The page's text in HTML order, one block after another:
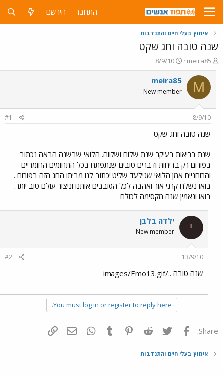
התחבר הירשם
אימוץ בעלי חיים והתנדבות
שנה טובה וחג שקט
פ
ו
ת
ח
ה
ו
ש
א
meira85
פ
ו
ר
ס
ם
ר
8/9/10
M
meira85
New member
8/9/10
#1
שנה טובה וחג שקט
שנת בריאות בעיקר שנת שלום ושלווה. הלואי שבשנה הבאה נכתוב
בפורום רק בדיחות ודברים טובים שנתפתח בכל התחומים החומריים
והרוחניים אמן הלואי שגילעד שליט יכתוב לנו מביתו החג הזה בפורום .
בואו נשלח קרני אור ואהבה לכל הסובבים אותנו וניצור עולם טוב יותר.
בואו ונאמין שנה מקסימה לכולם
י ילדה בלבן
New member
13/9/10
#2
שנה טובה ../images/Emo13.gif
You must log in or register to reply here.
Share: פייסבוק Twitter
Reddit
Pinterest
Tumblr
WhatsAppדואר אלקטרוני
אימוץ בעלי חיים והתנדבות